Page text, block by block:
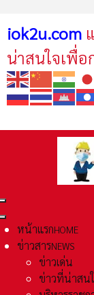
iok2u.com
น่าสนใจเพื่อ
หน้าแรกHOME
ข่าวสารNEWS
ข่าวเด่น
ข่าวที่น่าสน